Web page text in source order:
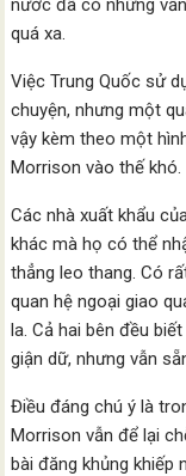
nước đã có những
quá xa.
Việc Trung Quốc sử
chuyện, nhưng một
vậy kèm theo một
Morrison vào thế khó.
Các nhà xuất khẩu
khác mà họ có thể
thẳng leo thang. Có
quan hệ ngoại giao
la. Cả hai bên đều
giận dữ, nhưng vẫn
Điều đáng chú ý là
Morrison vẫn để lại
bài đăng khủng khiếp